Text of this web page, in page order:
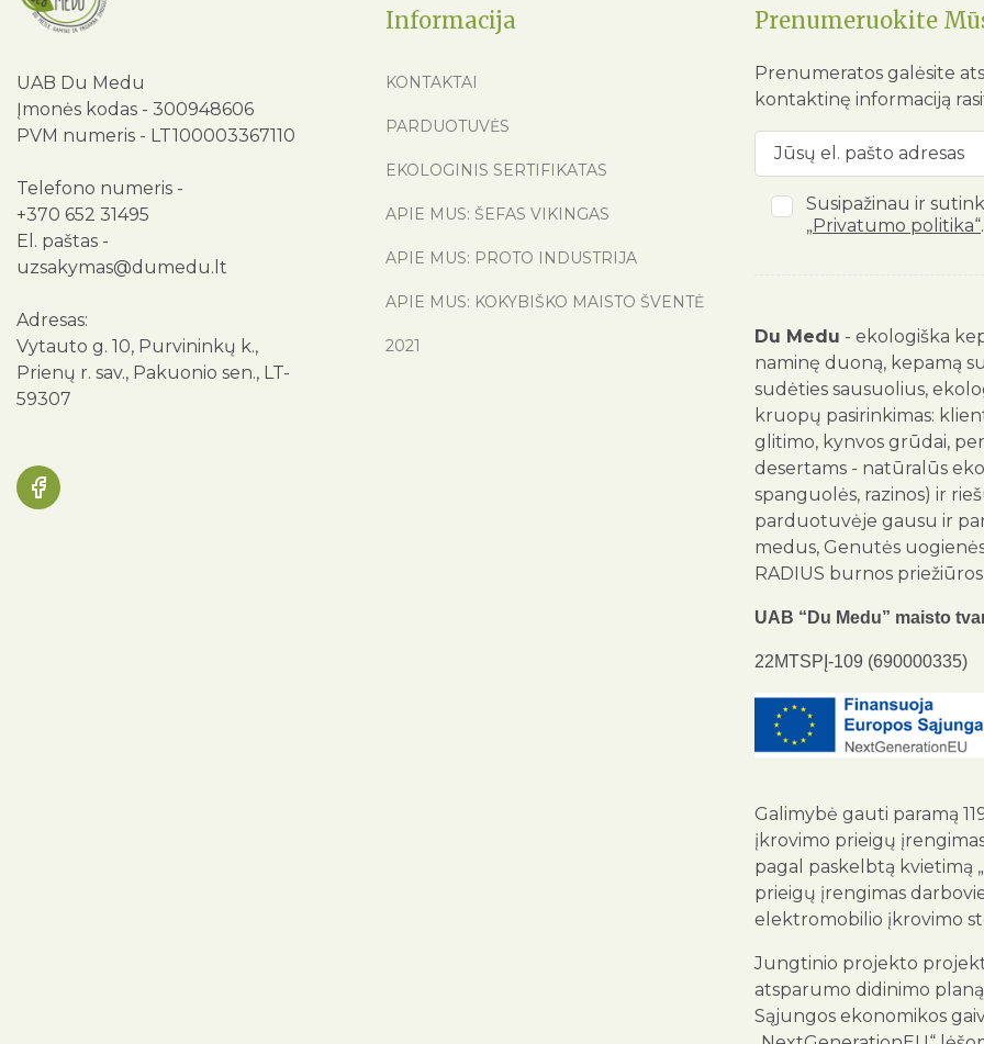
UAB Du Medu
Įmonės kodas - 300948606
PVM numeris - LT100003367110
Telefono numeris -
+370 652 31495
El. paštas -
uzsakymas@dumedu.lt
Adresas:
Vytauto g. 10, Purvininkų k.,
Prienų r. sav., Pakuonio sen., LT-
59307
Informacija
KONTAKTAI
PARDUOTUVĖS
EKOLOGINIS SERTIFIKATAS
APIE MUS: ŠEFAS VIKINGAS
APIE MUS: PROTO INDUSTRIJA
APIE MUS: KOKYBIŠKO MAISTO ŠVENTĖ
2021
Prenumeruokite
Prenumeratos galėsite
kontaktinę informaciją
Susipažinau ir
„Privatumo politika“.
Du Medu - ekologiška
naminę duoną, kepamą
sudėties sausuolius,
kruopų pasirinkimas:
glitimo, kynvos grūdai,
desertams - natūralūs
spanguolės, razinos) ir
parduotuvėje gausu ir
medus, Genutės
RADIUS burnos
UAB “Du Medu” maisto
22MTSPĮ-109 (690000335)
Galimybė gauti paramą
įkrovimo prieigų
pagal paskelbtą kvietimą
prieigų įrengimas
elektromobilio įkrovimo
Jungtinio projekto
atsparumo didinimo
Sąjungos ekonomikos